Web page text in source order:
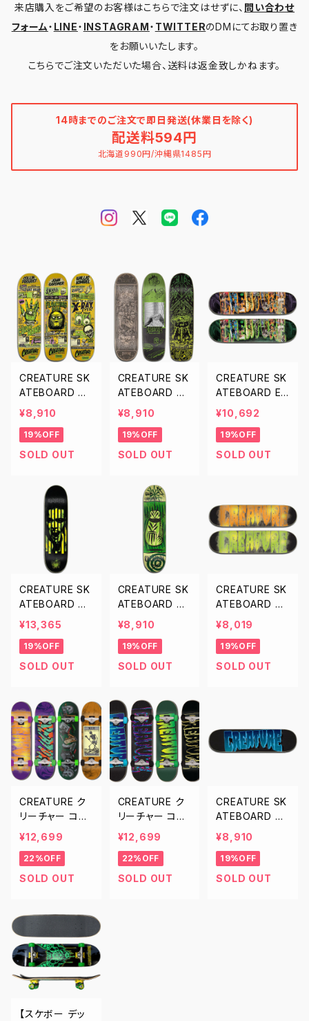
来店購入をご希望のお客様はこちらで注文はせずに、 問い合わせ
フォーム・ LINE・ INSTAGRAM・ TWITTERのDMにてお取り置き
をお願いいたします。
こちらでご注文いただいた場合、送料は返金致しかねます。
14時までのご注文で即日発送(休業日を除く)
配送料594円
北海道990円/沖縄県1485円
CREATURE SK
ATEBOARD PR
O DECK クリー
チャー スケート
ボード プロ デッ
キ 8.47インチ
¥8,910
19%OFF
SOLD OUT
CREATURE SK
ATEBOARD PR
O DECK クリー
チャー スケート
ボード プロ デッ
キ 8.6インチ 8.
¥8,910
19%OFF
SOLD OUT
CREATURE SK
ATEBOARD EV
ERSLICK DECK
クリーチャー ス
ケートボード デ
ッキ エバースリ
¥10,692
19%OFF
SOLD OUT
CREATURE SK
ATEBOARD V
X PRO DECK
クリーチャー ス
ケートボード デ
ッキ ブイエック
¥13,365
19%OFF
SOLD OUT
CREATURE SK
ATEBOARD P
OWERPLY PR
O DECK クリー
チャー スケート
ボード デッキ パ
チ
¥8,910
19%OFF
SOLD OUT
CREATURE SK
ATEBOARD DE
CK クリーチャー
スケートボード
デッキ 7.75イン
チ 8.25インチ
¥8,019
19%OFF
SOLD OUT
CREATURE ク
リーチャー コン
プリート スケー
トボード デッキ
7.5 7.8 8.0 8.2
5 スケボー SKA
¥12,699
22%OFF
SOLD OUT
CREATURE ク
リーチャー コン
プリート スケー
トボード デッキ
7.5 7.75 8.0 8.
25 スケボー SK
¥12,699
22%OFF
SOLD OUT
CREATURE SK
ATEBOARD DE
CK クリーチャー
スケートボード
ロゴ デッキ 8.0
インチ
¥8,910
19%OFF
SOLD OUT
【スケボー デッ